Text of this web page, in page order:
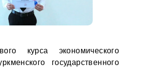
курса экономического
государственного